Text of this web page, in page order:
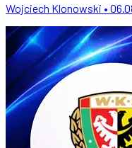
Wojciech Klonowski •